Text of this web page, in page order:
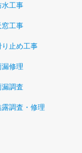
水工事
窓工事
り止め工事
漏修理
漏調査
露調査・修理